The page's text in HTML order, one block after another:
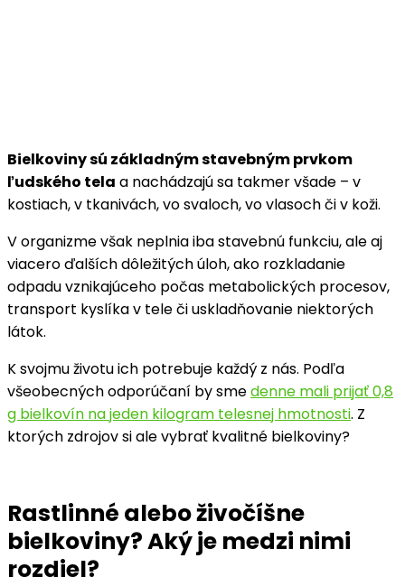
Bielkoviny sú základným stavebným prvkom
ľudského tela a nachádzajú sa takmer všade – v
kostiach, v tkanivách, vo svaloch, vo vlasoch či v koži.
V organizme však neplnia iba stavebnú funkciu, ale aj
viacero ďalších dôležitých úloh, ako rozkladanie
odpadu vznikajúceho počas metabolických procesov,
transport kyslíka v tele či uskladňovanie niektorých
látok.
K svojmu životu ich potrebuje každý z nás. Podľa
všeobecných odporúčaní by smedenne mali prijať 0,8
g bielkovín na jeden kilogram telesnej hmotnosti. Z
ktorých zdrojov si ale vybrať kvalitné bielkoviny?
Rastlinné alebo živočíšne
bielkoviny? Aký je medzi nimi
rozdiel?